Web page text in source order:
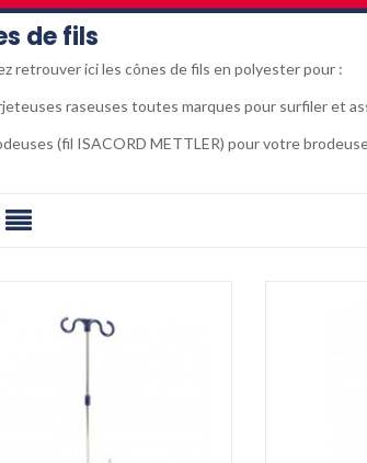
de fils
retrouver ici les cônes de fils en polyester pour :
raseuses toutes marques pour surfiler et
(fil ISACORD METTLER) pour votre